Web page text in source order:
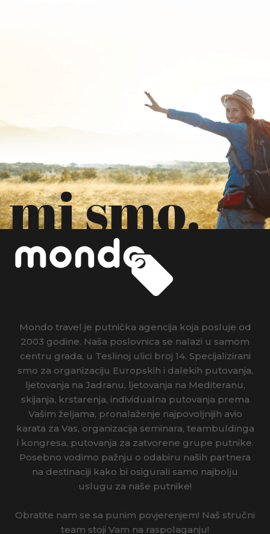
mi smo.
Mondo travel je putnička agencija koja posluje od
2003 godine. Naša poslovnica se nalazi u samom
centru grada, u Teslinoj ulici broj 14. Specijalizirani
smo za organizaciju Europskih i dalekih putovanja,
ljetovanja na Jadranu, ljetovanja na Mediteranu,
skijanja, krstarenja, individualna putovanja prema
Vašim željama, pronalaženje najpovoljnijih avio
karata za Vas, organizacija seminara, teambuldinga
i kongresa, putovanja za zatvorene grupe putnike.
Posebno vodimo pažnju o odabiru naših partnera
na destinaciji kako bi osigurali samo najbolju
uslugu za naše putnike!
Obratite nam se sa punim povjerenjem! Naš stručni
team stoji Vam na raspolaganju!